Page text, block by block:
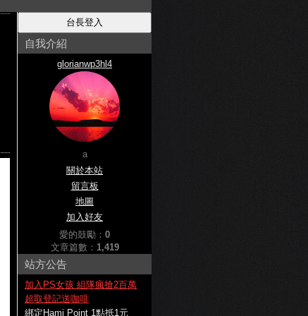
自我介紹
glorianwp3hl4
a
關於本站
留言板
地圖
加入好友
愛的鼓勵： 0
文章篇數： 1,419
站方公告
加入PS女孩 組隊瘋搶2百萬
超取登記送咖啡
綁定Hami Point 1點抵1元